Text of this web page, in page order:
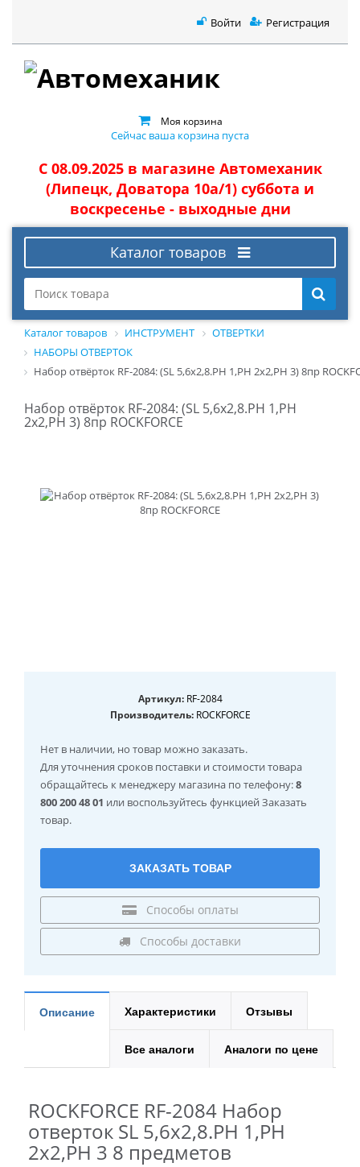
Войти Регистрация
Моя корзина
Сейчас ваша корзина пуста
С 08.09.2025 в магазине Автомеханик
(Липецк, Доватора 10а/1) суббота и
воскресенье - выходные дни
Каталог товаров
Каталог товаров ИНСТРУМЕНТ
ОТВЕРТКИ
НАБОРЫ ОТВЕРТОК
Набор отвёрток RF-2084: (SL 5,6x2,8.PH 1,PH 2x2,PH 3) 8пр
Набор отвёрток RF-2084: (SL 5,6x2,8.PH 1,PH
2x2,PH 3) 8пр ROCKFORCE
Артикул:RF-2084
Производитель:ROCKFORCE
Нет в наличии, но товар можно заказать.
Для уточнения сроков поставки и стоимости товара
обращайтесь к менеджеру магазина по телефону:8
800 200 48 01 или воспользуйтесь функцией Заказать
товар.
ЗАКАЗАТЬ ТОВАР
Способы оплаты
Способы доставки
Описание Характеристики Отзывы
Все аналоги Аналоги по цене
ROCKFORCE RF-2084 Набор
отверток SL 5,6x2,8.PH 1,PH
2x2,PH 3 8 предметов